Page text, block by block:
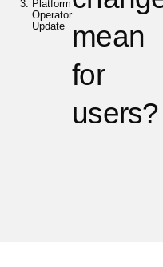
Platform
Operator
Update
mean
for
users?